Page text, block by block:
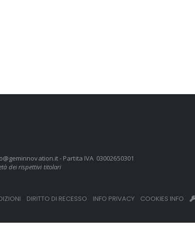
- Partita IVA 03002650301
dei rispettivi titolari
DIRITTO DI RECESSO INFO PRIVACY COOKIES INFO